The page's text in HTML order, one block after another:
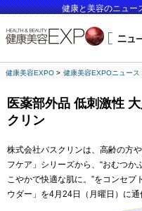
健康と美容のニュー
健康美容EXPO 健康美容EXPOニュース
医薬部外品 低刺激性
クリン
株式会社バスクリンは、高齢の方
フケア」シリーズから、“おむつ
こやかで快適な肌に。”をコンセ
ウダー」を4月24日（月曜日）に